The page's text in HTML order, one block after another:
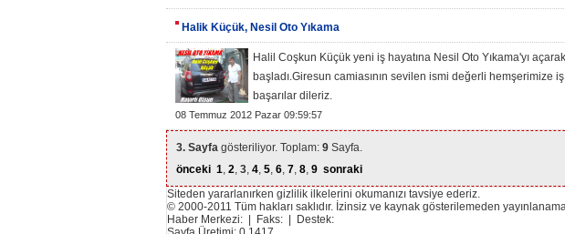
Halik Küçük, Nesil Oto Yıkama
Halil Coşkun Küçük yeni iş hayatına Nesil Oto Yıkama'yı açarak
başladı.Giresun camiasının sevilen ismi değerli hemşerimize
başarılar dileriz.
08 Temmuz 2012 Pazar 09:59:57
3. Sayfa gösteriliyor. Toplam: 9 Sayfa.
önceki 1, 2, 3, 4, 5, 6, 7, 8, 9 sonraki
Siteden yararlanırken gizlilik ilkelerini okumanızı tavsiye ederiz.
© 2000-2011 Tüm hakları saklıdır. İzinsiz ve kaynak gösterilemeden
Haber Merkezi: | Faks: | Destek: